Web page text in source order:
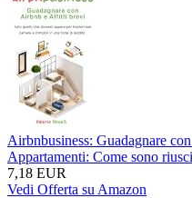
Airbnbusiness: Guadagnare
Appartamenti: Come sono
7,18 EUR
Vedi Offerta su Amazon